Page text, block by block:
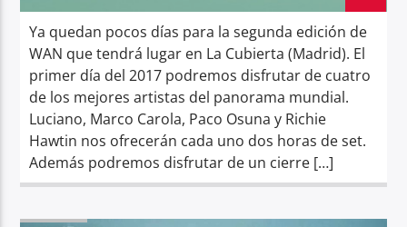
Ya quedan pocos días para la segunda edición de
WAN que tendrá lugar en La Cubierta (Madrid). El
primer día del 2017 podremos disfrutar de cuatro
de los mejores artistas del panorama mundial.
Luciano, Marco Carola, Paco Osuna y Richie
Hawtin nos ofrecerán cada uno dos horas de set.
Además podremos disfrutar de un cierre […]